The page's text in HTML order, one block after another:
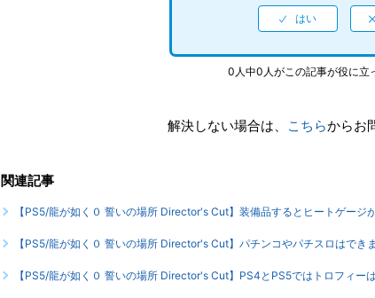
0人中0人がこの記事が役に立
解決しない場合は、 こちらからお
関連記事
【PS5/龍が如く０ 誓いの場所 Director's Cut】装備品するとヒートゲー
【PS5/龍が如く０ 誓いの場所 Director's Cut】パチンコやパチスロはでき
【PS5/龍が如く０ 誓いの場所 Director's Cut】PS4とPS5ではトロフィー